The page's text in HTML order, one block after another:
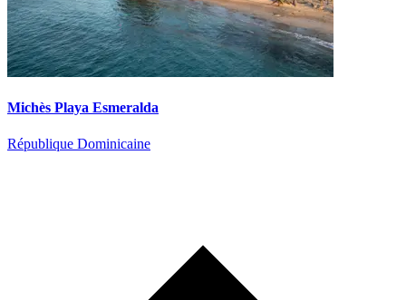
Michès Playa Esmeralda
République Dominicaine